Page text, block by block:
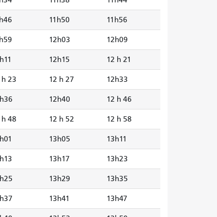
11h50 11h56
12h03 12h09
12h15 12 h 21
h 23 12 h 27 12h33
12h40 12 h 46
h 48 12 h 52 12 h 58
13h05 13h11
13h17 13h23
13h29 13h35
13h41 13h47